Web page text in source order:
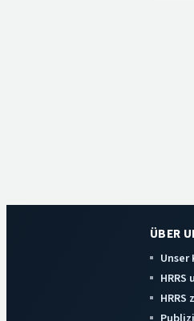
ÜBER
Unser